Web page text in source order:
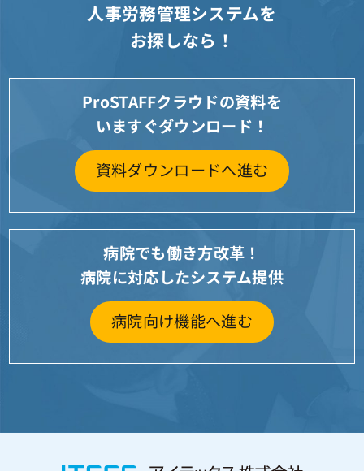
人事労務管理システムを
お探しなら！
ProSTAFFクラウドの資料を
いますぐダウンロード！
資料ダウンロードへ進む
病院でも働き方改革！
病院に対応したシステム提供
病院向け機能へ進む